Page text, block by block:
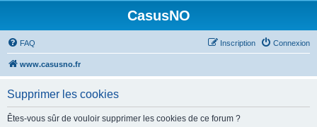
CasusNO
FAQ Connexion
Inscription
www.casusno.fr
Supprimer les cookies
Êtes-vous sûr de vouloir supprimer les cookies de ce forum ?